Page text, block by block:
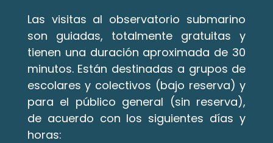
Las visitas al observatorio submarino
son guiadas, totalmente gratuitas y
tienen una duración aproximada de 30
minutos. Están destinadas a grupos de
escolares y colectivos (bajo reserva) y
para el público general (sin reserva),
de acuerdo con los siguientes días y
horas: